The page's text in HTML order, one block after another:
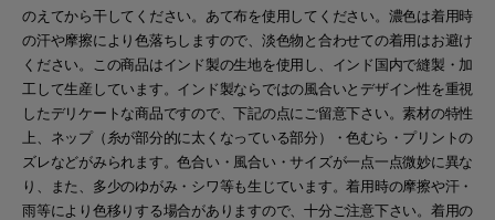
のえてから干してください。あて布を使用してください。濃色は着用時
の汗や摩擦により色落ちしますので、淡色物と合わせての着用はお避け
ください。この商品はインド製の生地を使用し、インド国内で縫製・加
工して生産しています。インド製ならではの風合いとデザイン性を重視
したデリケートな商品ですので、下記の点にご留意下さい。素材の特性
上、ネップ（糸が部分的に太くなっている部分）・色むら・プリントの
ズレなどがみられます。色合い・風合い・サイズが一点一点微妙に異な
り、また、多少のゆがみ・シワ等も生じています。着用時の摩擦や汗・
雨等により色移りする場合がありますので、十分ご注意下さい。着用の